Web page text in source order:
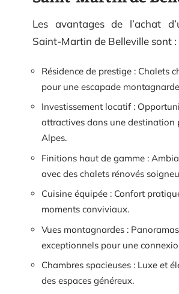
Les avantages de l’achat
Saint-Martin de Belleville sont :
Résidence de prestige : Chalets
pour une escapade
Investissement locatif :
attractives dans une destination
Alpes.
Finitions haut de gamme :
avec des chalets rénovés
Cuisine équipée : Confort
moments conviviaux.
Vues montagnardes : Panoramas
exceptionnels pour une
Chambres spacieuses : Luxe et
des espaces généreux.